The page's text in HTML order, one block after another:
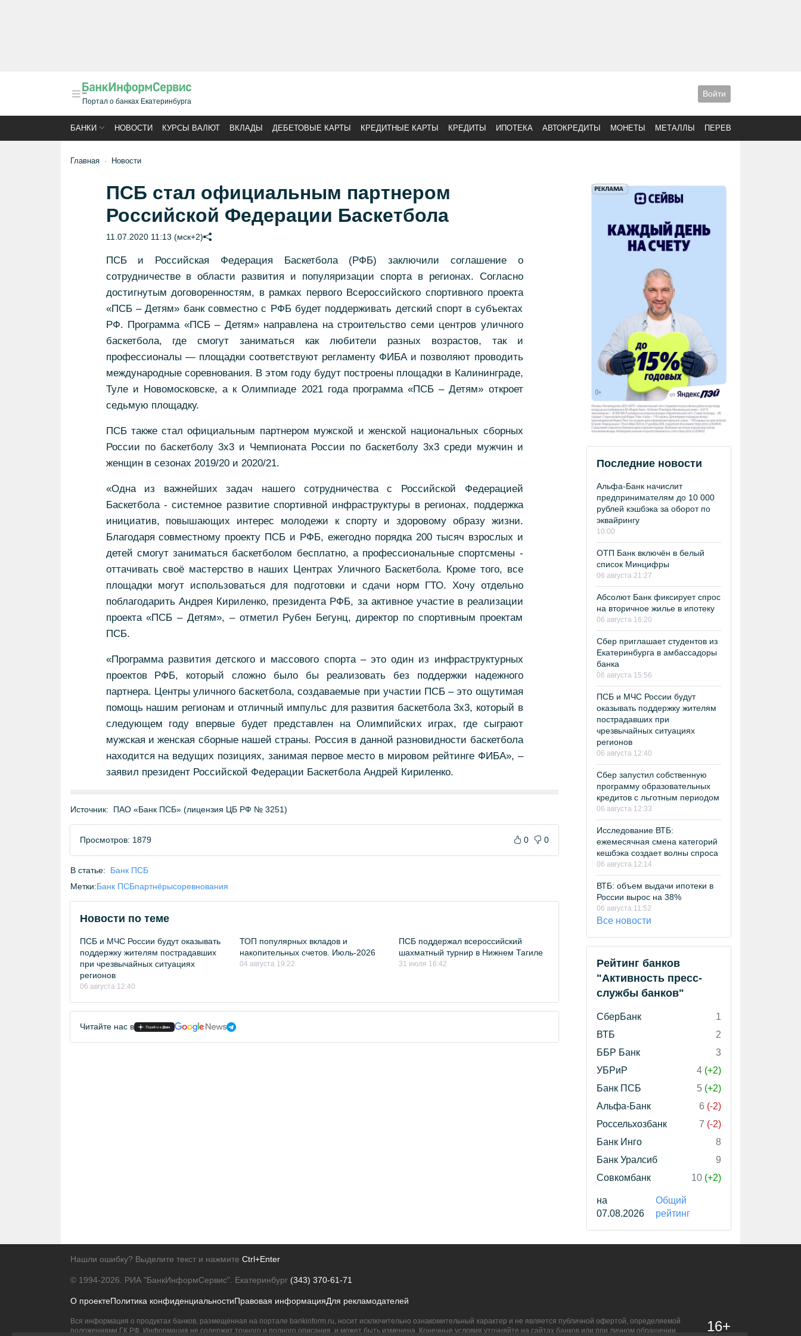
Портал о банках Екатеринбурга
Войти
БАНКИ НОВОСТИ КУРСЫ ВАЛЮТ ВКЛАДЫ ДЕБЕТОВЫЕ КАРТЫ КРЕДИТНЫЕ КАРТЫ КРЕДИТЫ ИПОТЕКА АВТОКРЕДИТЫ МОНЕТЫ МЕТАЛЛЫ ПЕРЕВОДЫ
Главная Новости
ПСБ стал официальным партнером
Российской Федерации Баскетбола
11.07.2020 11:13 (мск+2)
ПСБ и Российская Федерация Баскетбола (РФБ) заключили соглашение о
сотрудничестве в области развития и популяризации спорта в регионах. Согласно
достигнутым договоренностям, в рамках первого Всероссийского спортивного проекта
«ПСБ – Детям» банк совместно с РФБ будет поддерживать детский спорт в субъектах
РФ. Программа «ПСБ – Детям» направлена на строительство семи центров уличного
баскетбола, где смогут заниматься как любители разных возрастов, так и
профессионалы — площадки соответствуют регламенту ФИБА и позволяют проводить
международные соревнования. В этом году будут построены площадки в Калининграде,
Туле и Новомосковске, а к Олимпиаде 2021 года программа «ПСБ – Детям» откроет
седьмую площадку.
ПСБ также стал официальным партнером мужской и женской национальных сборных
России по баскетболу 3х3 и Чемпионата России по баскетболу 3х3 среди мужчин и
женщин в сезонах 2019/20 и 2020/21.
«Одна из важнейших задач нашего сотрудничества с Российской Федерацией
Баскетбола - системное развитие спортивной инфраструктуры в регионах, поддержка
инициатив, повышающих интерес молодежи к спорту и здоровому образу жизни.
Благодаря совместному проекту ПСБ и РФБ, ежегодно порядка 200 тысяч взрослых и
детей смогут заниматься баскетболом бесплатно, а профессиональные спортсмены -
оттачивать своё мастерство в наших Центрах Уличного Баскетбола. Кроме того, все
площадки могут использоваться для подготовки и сдачи норм ГТО. Хочу отдельно
поблагодарить Андрея Кириленко, президента РФБ, за активное участие в реализации
проекта «ПСБ – Детям», – отметил Рубен Бегунц, директор по спортивным проектам
ПСБ.
«Программа развития детского и массового спорта – это один из инфраструктурных
проектов РФБ, который сложно было бы реализовать без поддержки надежного
партнера. Центры уличного баскетбола, создаваемые при участии ПСБ – это ощутимая
помощь нашим регионам и отличный импульс для развития баскетбола 3х3, который в
следующем году впервые будет представлен на Олимпийских играх, где сыграют
мужская и женская сборные нашей страны. Россия в данной разновидности баскетбола
находится на ведущих позициях, занимая первое место в мировом рейтинге ФИБА», –
заявил президент Российской Федерации Баскетбола Андрей Кириленко.
Источник: ПАО «Банк ПСБ» (лицензия ЦБ РФ № 3251)
Просмотров: 1879 0 0
В статье:
Банк ПСБ
Метки:Банк ПСБпартнёрысоревнования
Новости по теме
ПСБ и МЧС России будут оказывать
поддержку жителям пострадавших
при чрезвычайных ситуациях
регионов
06 августа 12:40
ТОП популярных вкладов и
накопительных счетов. Июль-2026
04 августа 19:22
ПСБ поддержал всероссийский
шахматный турнир в Нижнем Тагиле
31 июля 16:42
Читайте нас в
Последние новости
Альфа-Банк начислит
предпринимателям до 10 000
рублей кэшбэка за оборот по
эквайрингу
10:00
ОТП Банк включён в белый
список Минцифры
06 августа 21:27
Абсолют Банк фиксирует спрос
на вторичное жилье в ипотеку
06 августа 16:20
Сбер приглашает студентов из
Екатеринбурга в амбассадоры
банка
06 августа 15:56
ПСБ и МЧС России будут
оказывать поддержку жителям
пострадавших при
чрезвычайных ситуациях
регионов
06 августа 12:40
Сбер запустил собственную
программу образовательных
кредитов с льготным периодом
06 августа 12:33
Исследование ВТБ:
ежемесячная смена категорий
кешбэка создает волны спроса
06 августа 12:14
ВТБ: объем выдачи ипотеки в
России вырос на 38%
06 августа 11:52
Все новости
Рейтинг банков
"Активность пресс-
службы банков"
СберБанк
1
ВТБ
2
ББР Банк
3
УБРиР
4 (+2)
Банк ПСБ
5 (+2)
Альфа-Банк
6 (-2)
Россельхозбанк
7 (-2)
Банк Инго
8
Банк Уралсиб
9
Совкомбанк
10 (+2)
на
07.08.2026
Общий
рейтинг
Нашли ошибку? Выделите текст и нажмите Ctrl+Enter
© 1994-2026. РИА "БанкИнформСервис". Екатеринбург (343) 370-61-71
О проектеПолитика конфиденциальностиПравовая информацияДля рекламодателей
Вся информация о продуктах банков, размещенная на портале bankinform.ru, носит исключительно ознакомительный характер и не является публичной офертой, определяемой
положениями ГК РФ. Информация не содержит точного и полного описания, и может быть изменена. Конечные условия уточняйте на сайтах банков или при личном обращении.
16+